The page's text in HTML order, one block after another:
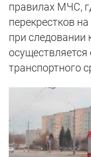
правилах МЧС,
перекрестков
при следовании
осуществляется
транспортного